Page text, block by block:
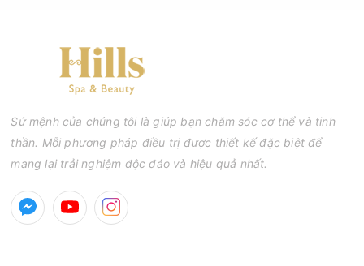
Sứ mệnh của chúng tôi là giúp bạn chăm sóc cơ thể và tinh
thần. Mỗi phương pháp điều trị được thiết kế đặc biệt để
mang lại trải nghiệm độc đáo và hiệu quả nhất.